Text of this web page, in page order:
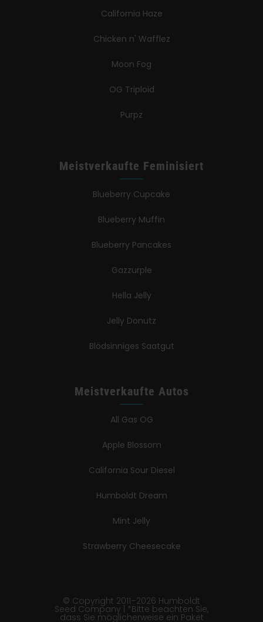
California Haze
Chicken n' Wafflez
Moon Fog
OG Triploid
Purpz
Meistverkaufte Feminisiert
Blueberry Cupcake
Blueberry Muffin
Blueberry Pancakes
Gazzurple
Hella Jelly
Jelly Donutz
Blödsinniges Saatgut
Meistverkaufte Autos
All Gas OG
Apple Blossom
California Sour Diesel
Humboldt Dream
Mint Jelly
Strawberry Cheesecake
© Copyright 2011–2026 Humboldt
Seed Company | *Bitte beachten Sie,
dass Sie möglicherweise ein Paket